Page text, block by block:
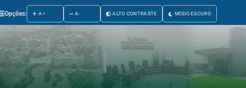
Opções: A+ A- ALTO CONTRASTE MODO ESCURO